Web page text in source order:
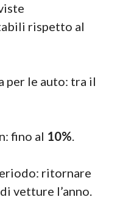
rispetto al
per le auto: tra il
fino al 10%.
ritornare
di vetture l’anno.